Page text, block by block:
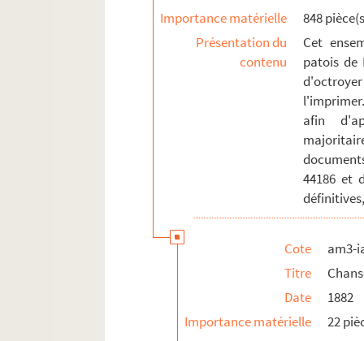
am3-q. Etablissement hospitaliers et
am3-r. Enseignement, action culturelle,
Importance matérielle
848
Présentation du
contenu
Cet
patois de
afin
44186 et
Cote
am3-
Titre
Date
1882
Importance matérielle
22